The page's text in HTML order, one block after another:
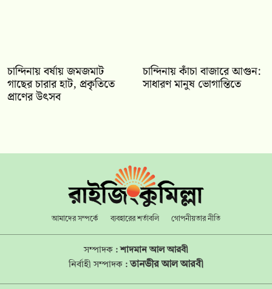
চান্দিনায় বর্ষায় জমজমাট
গাছের চারার হাট, প্রকৃতিতে
প্রাণের উৎসব
চান্দিনায় কাঁচা বাজারে আগুন:
সাধারণ মানুষ ভোগান্তিতে
আমাদের সম্পর্কে ব্যবহারের শর্তাবলি গোপনীয়তার নীতি
সম্পাদক :শাদমান আল আরবী
নির্বাহী সম্পাদক :তানভীর আল আরবী